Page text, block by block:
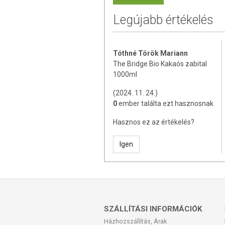
Tárolási információk:
Használat
Az oldalunkon lévő adatokat
Szeretnénk felhívni azonban a
termékfotókat, tápérték-, összetétel-, és
értékek eltérhetnek az élelmiszerek
Legújabb értékelés
Tóthné Török Mariann
The Bridge Bio Kakaós zabital
1000ml
(2024. 11. 24.)
0ember találta ezt hasznosnak
Hasznos ez az értékelés?
Igen
SZÁLLÍTÁSI INFORMÁCIÓK
Házhozszállítás, Árak